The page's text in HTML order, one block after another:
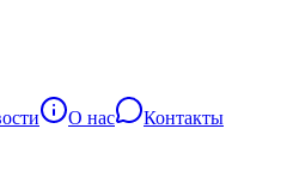
О нас Контакты